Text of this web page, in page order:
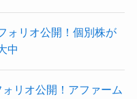
ォリオ公開！個別株が
中
リオ公開！アファーム